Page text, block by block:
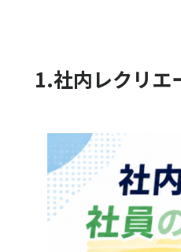
1.社内レクリエ